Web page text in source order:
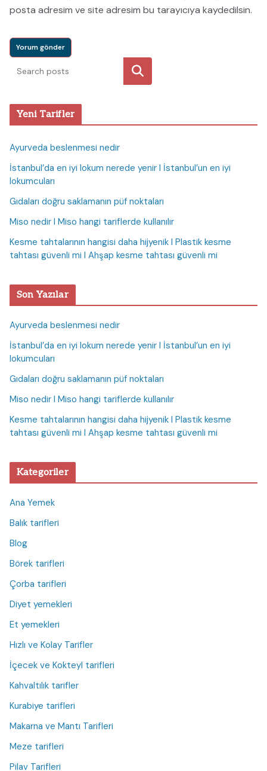
posta adresim ve site adresim bu tarayıcıya kaydedilsin.
Ara
Yeni Tarifler
Ayurveda beslenmesi nedir
İstanbul’da en iyi lokum nerede yenir I İstanbul’un en iyi
lokumcuları
Gıdaları doğru saklamanın püf noktaları
Miso nedir I Miso hangi tariflerde kullanılır
Kesme tahtalarının hangisi daha hijyenik I Plastik kesme
tahtası güvenli mi I Ahşap kesme tahtası güvenli mi
Son Yazılar
Ayurveda beslenmesi nedir
İstanbul’da en iyi lokum nerede yenir I İstanbul’un en iyi
lokumcuları
Gıdaları doğru saklamanın püf noktaları
Miso nedir I Miso hangi tariflerde kullanılır
Kesme tahtalarının hangisi daha hijyenik I Plastik kesme
tahtası güvenli mi I Ahşap kesme tahtası güvenli mi
Kategoriler
Ana Yemek
Balık tarifleri
Blog
Börek tarifleri
Çorba tarifleri
Diyet yemekleri
Et yemekleri
Hızlı ve Kolay Tarifler
İçecek ve Kokteyl tarifleri
Kahvaltılık tarifler
Kurabiye tarifleri
Makarna ve Mantı Tarifleri
Meze tarifleri
Pilav Tarifleri